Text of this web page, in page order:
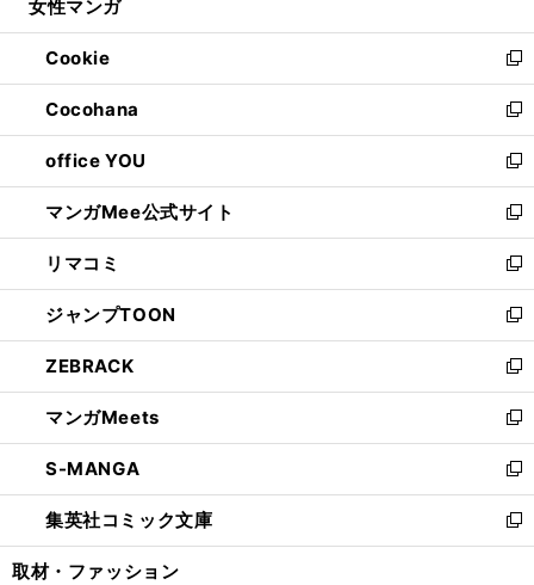
開
く
ウ
で
開
く
ン
ド
ウ
で
開
く
ウ
ィ
ン
ド
ウ
で
開
く
女性マンガ
Cookie
新
し
い
ウ
ィ
ン
ド
ウ
で
開
く
Cocohana
新
し
い
ウ
ィ
ン
ド
ウ
で
開
く
office YOU
新
し
い
ウ
ィ
ン
ド
ウ
で
開
く
マンガMee公式サイト
新
し
い
ウ
ィ
ン
ド
ウ
で
開
く
リマコミ
新
し
い
ウ
ィ
ン
ド
ウ
で
開
く
ジャンプTOON
新
し
い
ウ
ィ
ン
ド
ウ
で
開
ZEBRACK
新
し
い
ウ
ィ
ン
ド
ウ
マンガMeets
新
し
い
ウ
ィ
ン
S-MANGA
新
し
い
ウ
集英社コミック文庫
新
し
取材・ファッション